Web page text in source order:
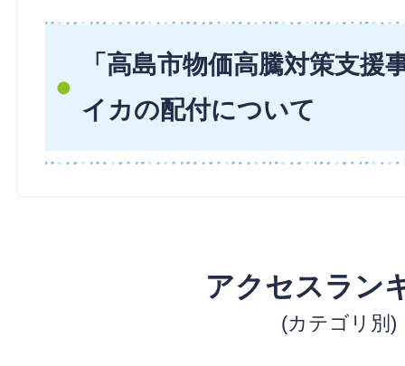
「高島市物価高騰対策支援
イカの配付について
アクセスラン
(カテゴリ別)